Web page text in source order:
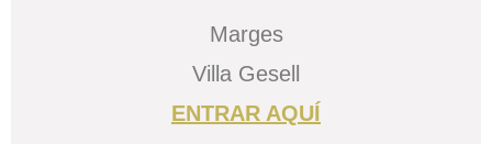
Marges
Villa Gesell
ENTRAR AQUÍ